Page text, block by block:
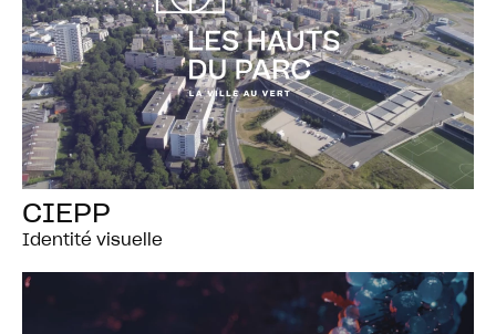
CIEPP
Identité visuelle